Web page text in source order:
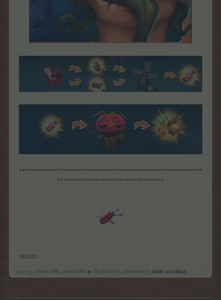
**************************************************************
************************************
16/9/22
ezzra, charlie.b46, mamča50 a 19 další(ch) uživatelé(ů) tohle ocenili(o).